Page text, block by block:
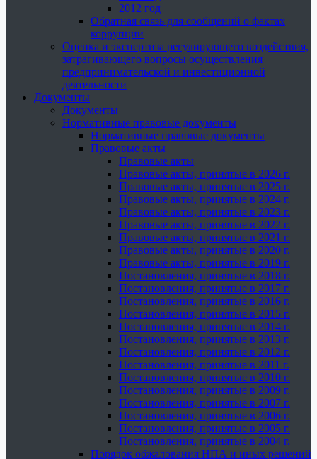
2012 год
Обратная связь для сообщений о фактах
коррупции
Оценка и экспертиза регулирующего воздействия,
затрагивающего вопросы осуществления
предпринимательской и инвестиционной
деятельности
Документы
Документы
Нормативные правовые документы
Нормативные правовые документы
Правовые акты
Правовые акты
Правовые акты, принятые в 2026 г.
Правовые акты, принятые в 2025 г.
Правовые акты, принятые в 2024 г.
Правовые акты, принятые в 2023 г.
Правовые акты, принятые в 2022 г.
Правовые акты, принятые в 2021 г.
Правовые акты, принятые в 2020 г.
Правовые акты, принятые в 2019 г.
Постановления, принятые в 2018 г.
Постановления, принятые в 2017 г.
Постановления, принятые в 2016 г.
Постановления, принятые в 2015 г.
Постановления, принятые в 2014 г.
Постановления, принятые в 2013 г.
Постановления, принятые в 2012 г.
Постановления, принятые в 2011 г.
Постановления, принятые в 2010 г.
Постановления, принятые в 2009 г.
Постановления, принятые в 2007 г.
Постановления, принятые в 2006 г.
Постановления, принятые в 2005 г.
Постановления, принятые в 2004 г.
Порядок обжалования НПА и иных решений